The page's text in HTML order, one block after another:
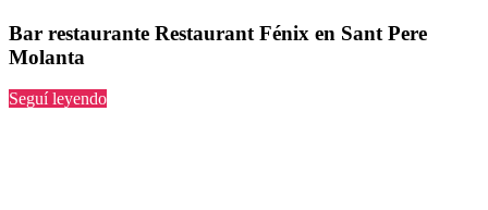
Bar restaurante Restaurant Fénix en Sant Pere
Molanta
Seguí leyendo“Restaurant